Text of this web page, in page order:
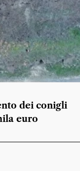
dei conigli
euro